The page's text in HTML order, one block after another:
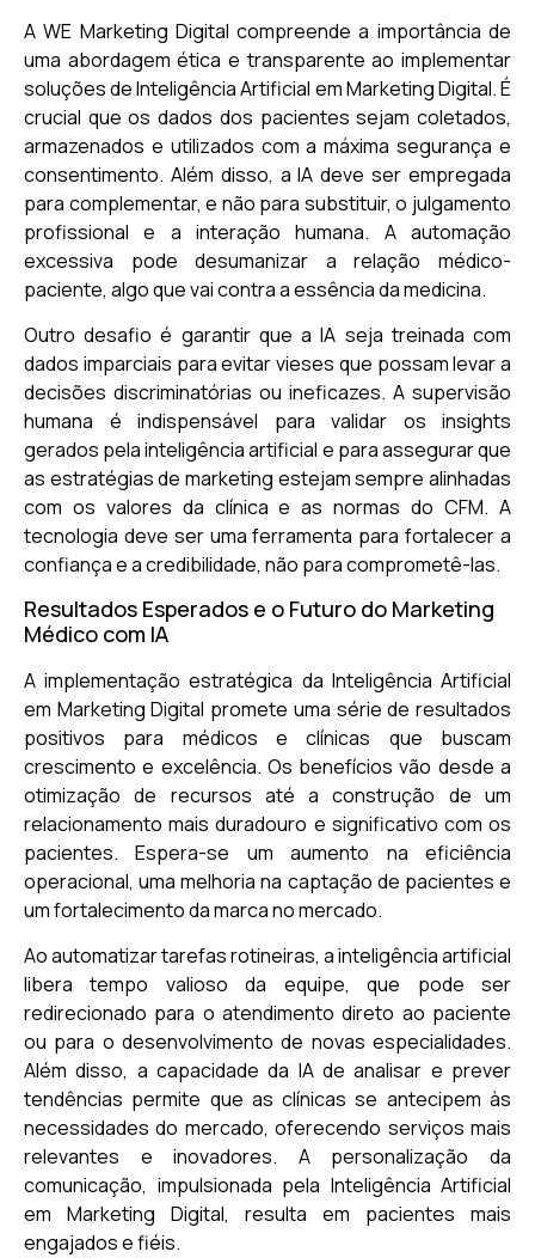
A WE Marketing Digital compreende a importância de
uma abordagem ética e transparente ao implementar
soluções de Inteligência Artificial em Marketing Digital. É
crucial que os dados dos pacientes sejam coletados,
armazenados e utilizados com a máxima segurança e
consentimento. Além disso, a IA deve ser empregada
para complementar, e não para substituir, o julgamento
profissional e a interação humana. A automação
excessiva pode desumanizar a relação médico-
paciente, algo que vai contra a essência da medicina.
Outro desafio é garantir que a IA seja treinada com
dados imparciais para evitar vieses que possam levar a
decisões discriminatórias ou ineficazes. A supervisão
humana é indispensável para validar os insights
gerados pela inteligência artificial e para assegurar que
as estratégias de marketing estejam sempre alinhadas
com os valores da clínica e as normas do CFM. A
tecnologia deve ser uma ferramenta para fortalecer a
confiança e a credibilidade, não para comprometê-las.
Resultados Esperados e o Futuro do Marketing
Médico com IA
A implementação estratégica da Inteligência Artificial
em Marketing Digital promete uma série de resultados
positivos para médicos e clínicas que buscam
crescimento e excelência. Os benefícios vão desde a
otimização de recursos até a construção de um
relacionamento mais duradouro e significativo com os
pacientes. Espera-se um aumento na eficiência
operacional, uma melhoria na captação de pacientes e
um fortalecimento da marca no mercado.
Ao automatizar tarefas rotineiras, a inteligência artificial
libera tempo valioso da equipe, que pode ser
redirecionado para o atendimento direto ao paciente
ou para o desenvolvimento de novas especialidades.
Além disso, a capacidade da IA de analisar e prever
tendências permite que as clínicas se antecipem às
necessidades do mercado, oferecendo serviços mais
relevantes e inovadores. A personalização da
comunicação, impulsionada pela Inteligência Artificial
em Marketing Digital, resulta em pacientes mais
engajados e fiéis.